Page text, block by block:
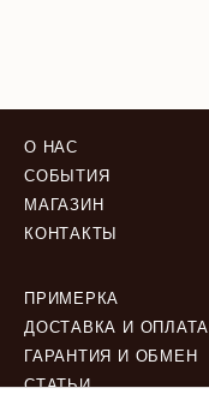
О НАС
СОБЫТИЯ
МАГАЗИН
КОНТАКТЫ
ПРИМЕРКА
ДОСТАВКА И ОПЛАТА
ГАРАНТИЯ И ОБМЕН
СТАТЬИ